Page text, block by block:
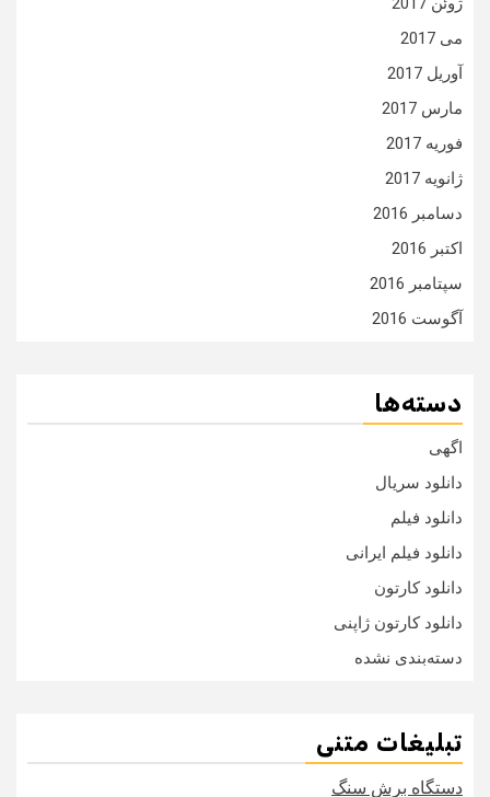
می 2017
آوریل 2017
مارس 2017
فوریه 2017
ژانویه 2017
دسامبر 2016
اکتبر 2016
سپتامبر 2016
آگوست 2016
دسته‌ها
اگهی
دانلود سریال
دانلود فیلم
دانلود فیلم ایرانی
دانلود کارتون
دانلود کارتون ژاپنی
دسته‌بندی نشده
تبلیغات متنی
دستگاه برش سنگ